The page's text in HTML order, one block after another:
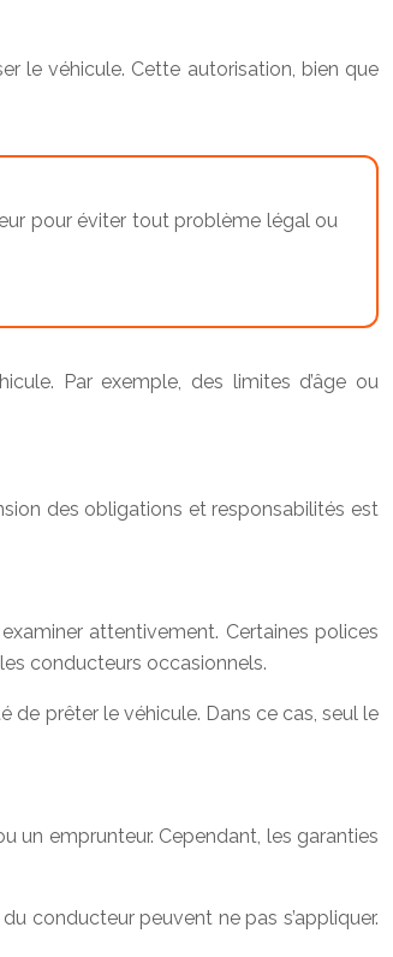
le véhicule. Cette autorisation, bien que
pour éviter tout problème légal ou
Par exemple, des limites d’âge ou
des obligations et responsabilités est
attentivement. Certaines polices
conducteurs occasionnels.
de prêter le véhicule. Dans ce cas, seul le
un emprunteur. Cependant, les garanties
conducteur peuvent ne pas s’appliquer.